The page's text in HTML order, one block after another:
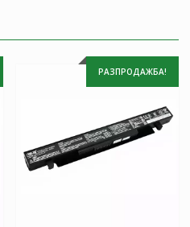
РАЗПРОДАЖБА!